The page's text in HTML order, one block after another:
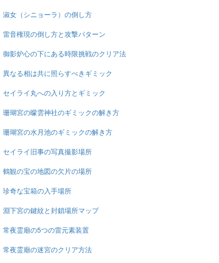
淑女（シニョーラ）の倒し方
雷音権現の倒し方と攻撃パターン
御影炉心の下にある時限挑戦のクリア法
異なる相は共に照らすべきギミック
セイライ丸への入り方とギミック
珊瑚宮の曚雲神社のギミックの解き方
珊瑚宮の水月池のギミックの解き方
セイライ旧事の写真撮影場所
鶴観の宝の地図の欠片の場所
珍奇な宝箱の入手場所
淵下宮の鍵紋と封鎖場所マップ
常夜霊廟の5つの雷元素装置
常夜霊廟の迷宮のクリア方法